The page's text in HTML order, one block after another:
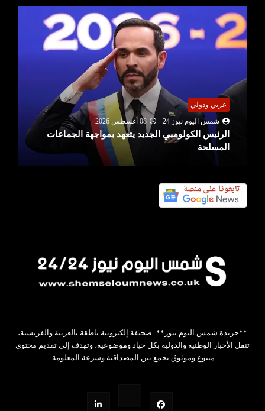
عربي ودولي
شمس اليوم نيوز 24
08 أغسطس 2026
الرئيس الكولومبي الجديد يتعهد بمواجهة الجماعات
المسلحة
**جريدة شمس اليوم نيوز**: صحيفة إلكترونية ناطقة بالعربية والفرنسية،
تنقل الأخبار الوطنية والدولية بكل حياد وموضوعية، وتهدف إلى تقديم محتوى
متنوع وموثوق يجمع بين المصداقية وسرعة المعلومة.